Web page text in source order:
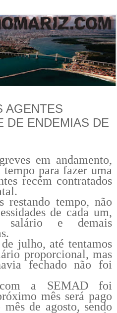
AGENTES
DE ENDEMIAS DE
em andamento,
tempo para fazer uma
recém contratados
restando tempo, não
de cada um,
salário e demais
julho, até tentamos
proporcional, mas
fechado não foi
a SEMAD foi
mês será pago
de agosto, sendo